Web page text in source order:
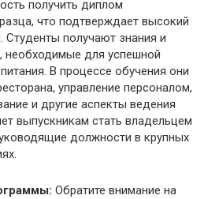
получить диплом
что подтверждает высокий
Студенты получают знания и
необходимые для успешной
В процессе обучения они
управление персоналом,
и другие аспекты ведения
выпускникам стать владельцем
должности в крупных
Обратите внимание на